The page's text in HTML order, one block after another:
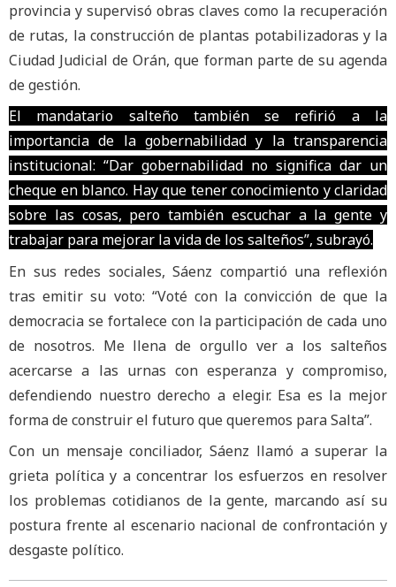
provincia y supervisó obras claves como la recuperación
de rutas, la construcción de plantas potabilizadoras y la
Ciudad Judicial de Orán, que forman parte de su agenda
de gestión.
El mandatario salteño también se refirió a la
importancia de la gobernabilidad y la transparencia
institucional: “Dar gobernabilidad no significa dar un
cheque en blanco. Hay que tener conocimiento y claridad
sobre las cosas, pero también escuchar a la gente y
trabajar para mejorar la vida de los salteños”, subrayó.
En sus redes sociales, Sáenz compartió una reflexión
tras emitir su voto: “Voté con la convicción de que la
democracia se fortalece con la participación de cada uno
de nosotros. Me llena de orgullo ver a los salteños
acercarse a las urnas con esperanza y compromiso,
defendiendo nuestro derecho a elegir. Esa es la mejor
forma de construir el futuro que queremos para Salta”.
Con un mensaje conciliador, Sáenz llamó a superar la
grieta política y a concentrar los esfuerzos en resolver
los problemas cotidianos de la gente, marcando así su
postura frente al escenario nacional de confrontación y
desgaste político.